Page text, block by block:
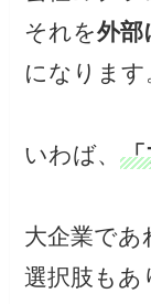
それを外部
になります
いわば、
大企業で
選択肢もあ